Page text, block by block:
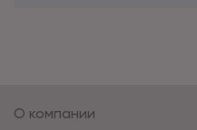
О компании